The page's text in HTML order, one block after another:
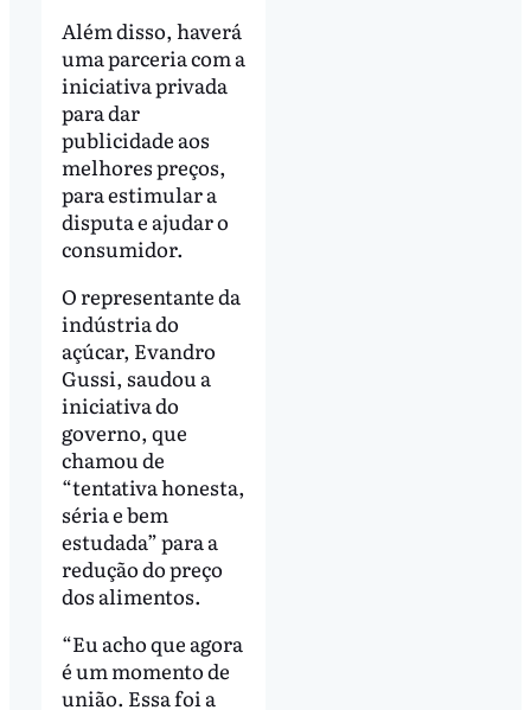
Além disso, haverá
uma parceria com a
iniciativa privada
para dar
publicidade aos
melhores preços,
para estimular a
disputa e ajudar o
consumidor.
O representante da
indústria do
açúcar, Evandro
Gussi, saudou a
iniciativa do
governo, que
chamou de
“tentativa honesta,
séria e bem
estudada” para a
redução do preço
dos alimentos.
“Eu acho que agora
é um momento de
união. Essa foi a